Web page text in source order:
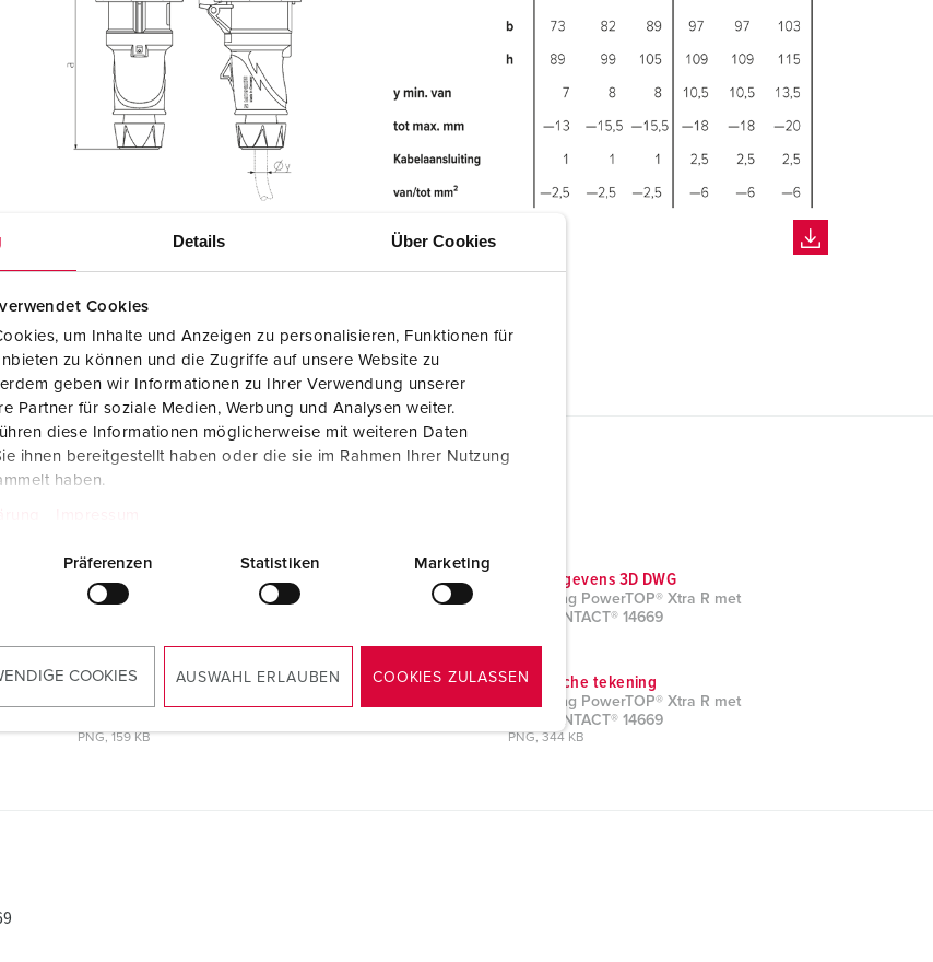
Details Über Cookies
Cookies
um Inhalte und Anzeigen zu personalisieren, Funktionen für
zu können und die Zugriffe auf unsere Website zu
geben wir Informationen zu Ihrer Verwendung unserer
Partner für soziale Medien, Werbung und Analysen weiter.
diese Informationen möglicherweise mit weiteren Daten
ihnen bereitgestellt haben oder die sie im Rahmen Ihrer Nutzung
haben.
Präferenzen Statistiken Marketing
COOKIES AUSWAHL ERLAUBEN COOKIES ZULASSEN
CAD-gegevens 3D STP
Koppeling PowerTOP® Xtra R met
CAD-gegevens 3D DWG
Koppeling PowerTOP® Xtra R met
ErgoCONTACT® 14669
Tekening portret
PNG, 159 KB
Technische tekening
Koppeling PowerTOP® Xtra R met
ErgoCONTACT® 14669
PNG, 344 KB